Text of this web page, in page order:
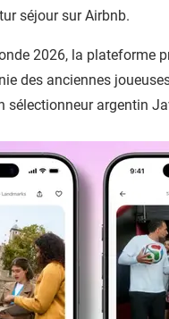
séjour sur Airbnb.
2026, la plateforme
des anciennes
argentin